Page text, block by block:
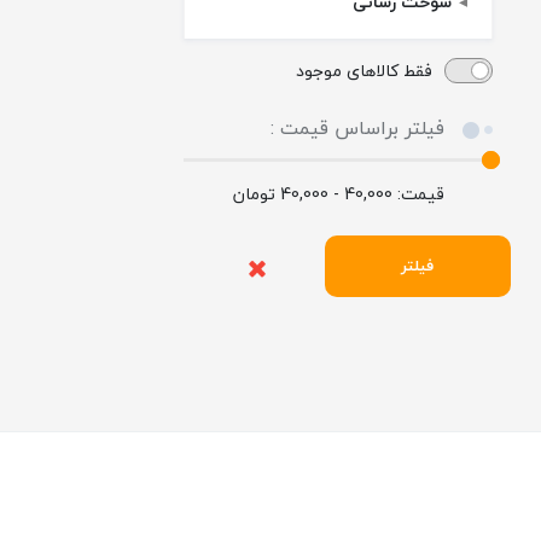
فقط کالاهای موجود
فیلتر براساس قیمت :
قیمت: 40,000 - 40,000 تومان
فیلتر